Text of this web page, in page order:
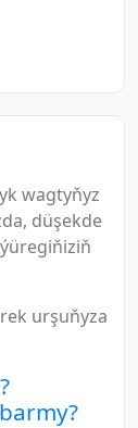
wagtyňyz
düşekde
urşuňyza